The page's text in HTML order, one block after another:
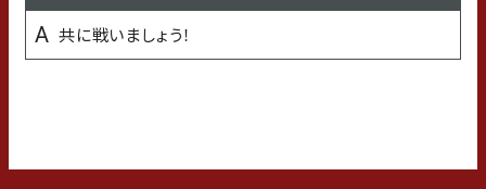
共に戦いましょう！
歴史
学生時代の苦手な科目